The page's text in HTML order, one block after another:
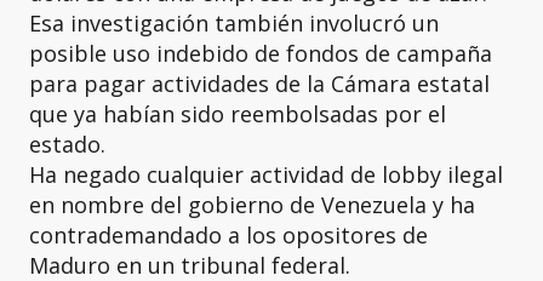
Esa investigación también involucró un
posible uso indebido de fondos de campaña
para pagar actividades de la Cámara estatal
que ya habían sido reembolsadas por el
estado.
Ha negado cualquier actividad de lobby ilegal
en nombre del gobierno de Venezuela y ha
contrademandado a los opositores de
Maduro en un tribunal federal.